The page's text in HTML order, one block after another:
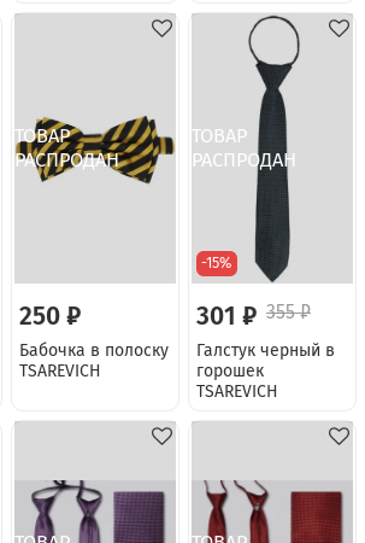
250 ₽
Бабочка в полоску
TSAREVICH
-15%
301 ₽ 355 ₽
Галстук черный в
горошек
TSAREVICH